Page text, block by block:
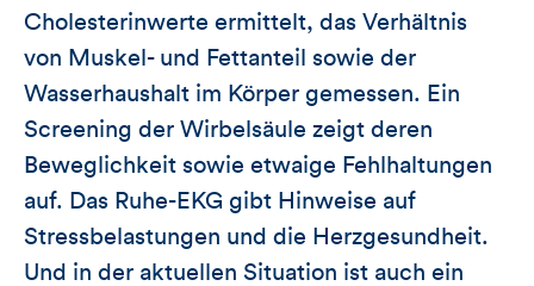
Cholesterinwerte ermittelt, das Verhältnis
von Muskel- und Fettanteil sowie der
Wasserhaushalt im Körper gemessen. Ein
Screening der Wirbelsäule zeigt deren
Beweglichkeit sowie etwaige Fehlhaltungen
auf. Das Ruhe-EKG gibt Hinweise auf
Stressbelastungen und die Herzgesundheit.
Und in der aktuellen Situation ist auch ein